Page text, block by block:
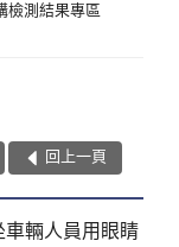
檢測結果專區
回上一頁
車輛人員用眼睛